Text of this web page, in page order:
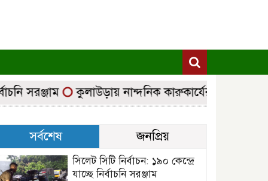
সরঞ্জাম কুলাউড়ায় নান্দনিক কারুকার্যের শিব মন্দির
সর্বশেষ জনপ্রিয়
সিলেট সিটি নির্বাচন: ১৯০ কেন্দ্রে
যাচ্ছে নির্বাচনি সরঞ্জাম